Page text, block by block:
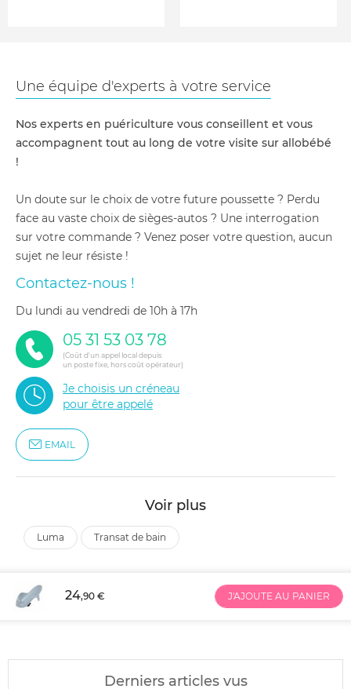
Une équipe d'experts à votre service
Nos experts en puériculture vous conseillent et vous
accompagnent tout au long de votre visite sur allobébé
!
Un doute sur le choix de votre future poussette ? Perdu
face au vaste choix de sièges-autos ? Une interrogation
sur votre commande ? Venez poser votre question, aucun
sujet ne leur résiste !
Contactez-nous !
du lundi au vendredi de 10h à 17h
05 31 53 03 78
(Coût d'un appel local depuis
un poste fixe, hors coût opérateur)
Je choisis un créneau
pour être appelé
EMAIL
Voir plus
luma transat de bain
24,90 € J'AJOUTE AU PANIER
Derniers articles vus